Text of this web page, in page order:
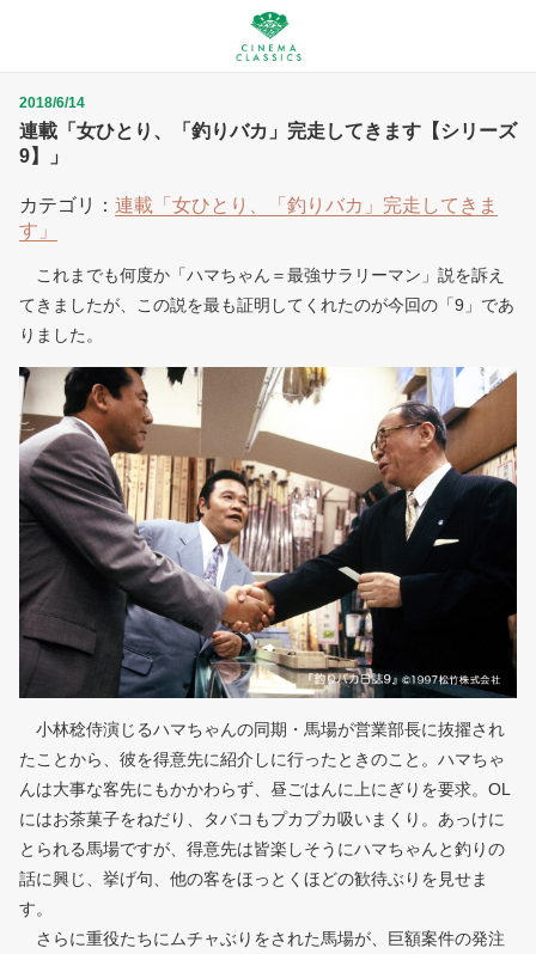
連載「女ひとり、「釣りバカ」完走してきます【シリーズ
9】」
2018/6/14
カテゴリ： 連載「女ひとり、「釣りバカ」完走してきま
す」
これまでも何度か「ハマちゃん＝最強サラリーマン」説を訴え
てきましたが、この説を最も証明してくれたのが今回の「9」であ
りました。
小林稔侍演じるハマちゃんの同期・馬場が営業部長に抜擢され
たことから、彼を得意先に紹介しに行ったときのこと。ハマちゃ
んは大事な客先にもかかわらず、昼ごはんに上にぎりを要求。OL
にはお茶菓子をねだり、タバコもプカプカ吸いまくり。あっけに
とられる馬場ですが、得意先は皆楽しそうにハマちゃんと釣りの
話に興じ、挙げ句、他の客をほっとくほどの歓待ぶりを見せま
す。
さらに重役たちにムチャぶりをされた馬場が、巨額案件の発注